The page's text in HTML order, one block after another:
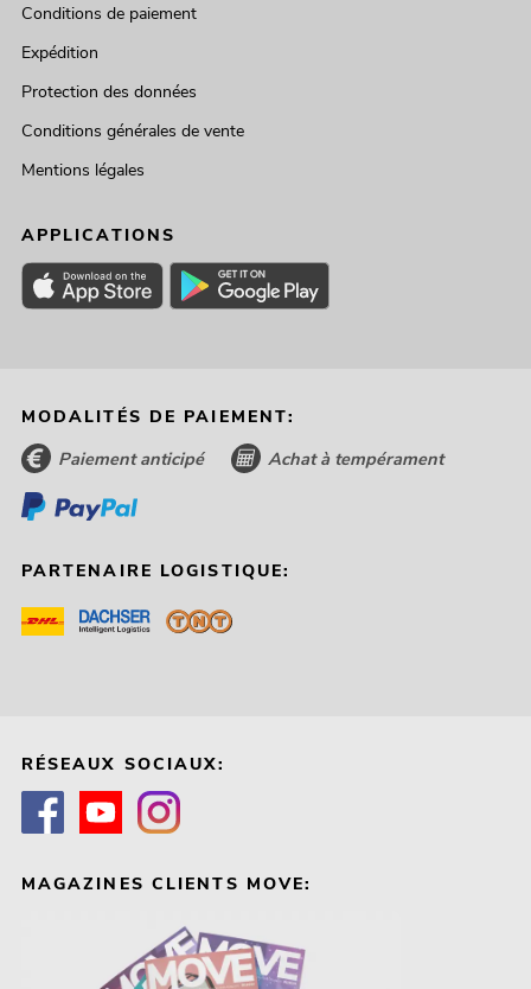
Conditions de paiement
Expédition
Protection des données
Conditions générales de vente
Mentions légales
APPLICATIONS
MODALITÉS DE PAIEMENT:
Paiement anticipé Achat à tempérament
PARTENAIRE LOGISTIQUE:
RÉSEAUX SOCIAUX:
MAGAZINES CLIENTS MOVE: